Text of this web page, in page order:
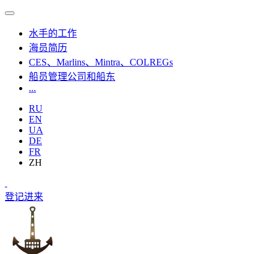
水手的工作
海员简历
CES、Marlins、Mintra、COLREGs
船员管理公司和船东
...
RU
EN
UA
DE
FR
ZH
登记进来